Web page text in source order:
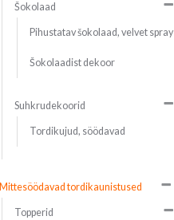
Šokolaad
Pihustatav šokolaad, velvet spray
Šokolaadist dekoor
Suhkrudekoorid
Tordikujud, söödavad
Mittesöödavad tordikaunistused
Topperid